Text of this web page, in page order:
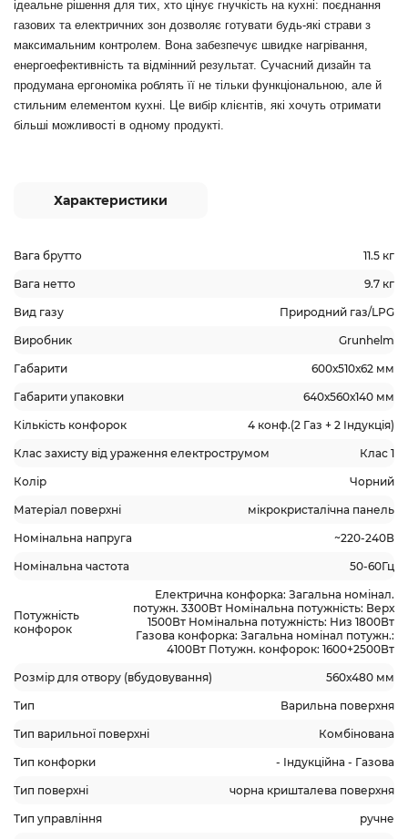
ідеальне рішення для тих, хто цінує гнучкість на кухні: поєднання
газових та електричних зон дозволяє готувати будь-які страви з
максимальним контролем. Вона забезпечує швидке нагрівання,
енергоефективність та відмінний результат. Сучасний дизайн та
продумана ергономіка роблять її не тільки функціональною, але й
стильним елементом кухні. Це вибір клієнтів, які хочуть отримати
більші можливості в одному продукті.
Характеристики
Вага брутто 11.5 кг
Вага нетто 9.7 кг
Вид газу Природний газ/LPG
Виробник Grunhelm
Габарити 600х510х62 мм
Габарити упаковки 640х560х140 мм
Кількість конфорок 4 конф.(2 Газ + 2 Індукція)
Клас захисту від ураження електрострумом Клас 1
Колір Чорний
Матеріал поверхні мікрокристалічна панель
Номінальна напруга ~220-240В
Номінальна частота 50-60Гц
Потужність
конфорок
Електрична конфорка: Загальна номінал.
потужн. 3300Вт Номінальна потужність: Верх
1500Вт Номінальна потужність: Низ 1800Вт
Газова конфорка: Загальна номінал потужн.:
4100Вт Потужн. конфорок: 1600+2500Вт
Розмір для отвору (вбудовування) 560х480 мм
Тип Варильна поверхня
Тип варильної поверхні Комбінована
Тип конфорки - Індукційна - Газова
Тип поверхні чорна кришталева поверхня
Тип управління ручне